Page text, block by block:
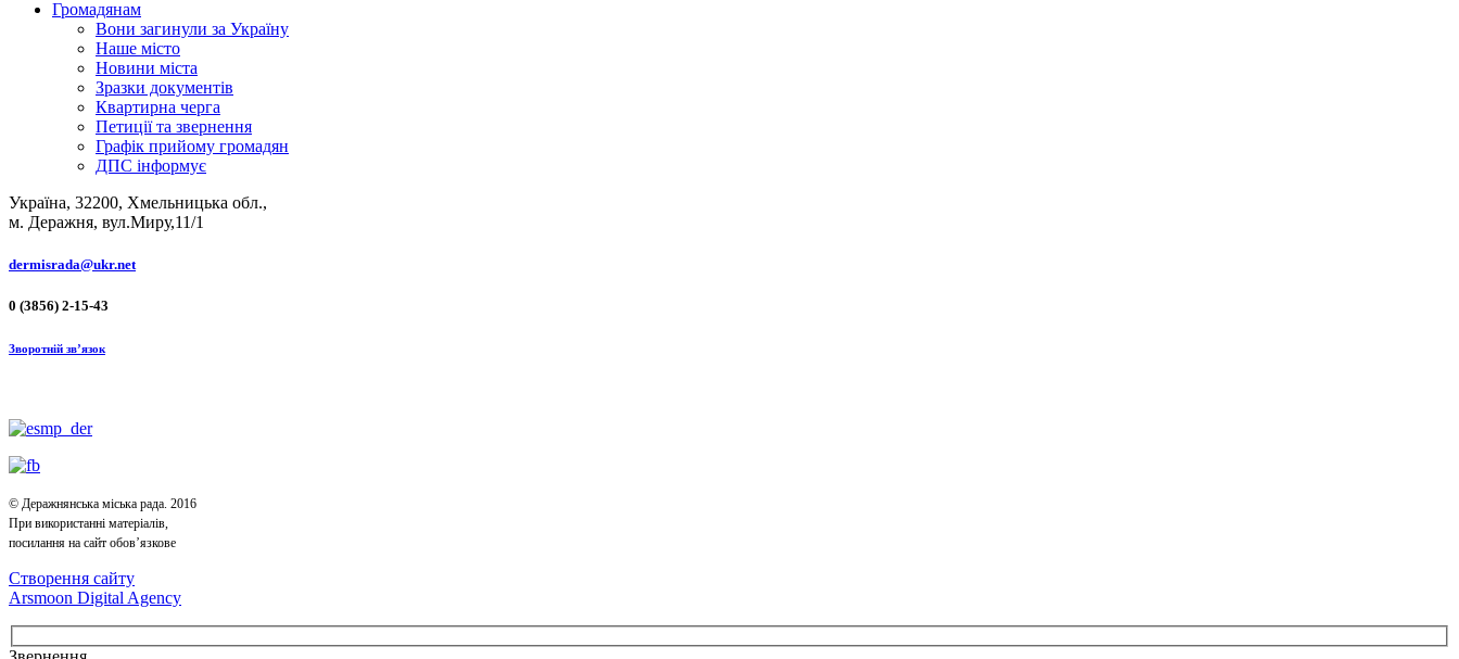
Громадянам
Вони загинули за Україну
Наше місто
Новини міста
Зразки документів
Квартирна черга
Петиції та звернення
Графік прийому громадян
ДПС інформує
Україна, 32200, Хмельницька обл.,
м. Деражня, вул.Миру,11/1
dermisrada@ukr.net
0 (3856) 2-15-43
Зворотній зв’язок
© Деражнянська міська рада. 2016
При використанні матеріалів,
посилання на сайт обов’язкове
Створення сайту
Arsmoon Digital Agency